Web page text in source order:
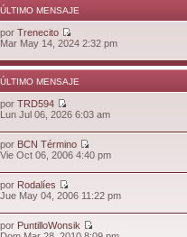
ÚLTIMO MENSAJE
porTrenecito
Mar May 14, 2024 2:32 pm
ÚLTIMO MENSAJE
porTRD594
Lun Jul 06, 2026 6:03 am
por BCN Término
Vie Oct 06, 2006 4:40 pm
por Rodalíes
Jue May 04, 2006 11:22 pm
por PuntilloWonsik